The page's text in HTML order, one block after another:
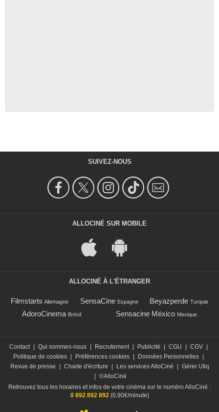
SUIVEZ-NOUS
ALLOCINÉ SUR MOBILE
ALLOCINÉ À L'ÉTRANGER
Filmstarts Allemagne SensaCine Espagne Beyazperde Turquie
AdoroCinema Brésil Sensacine México Mexique
Contact Qui sommes-nous Recrutement Publicité CGU CGV
Politique de cookies
Préférences cookies Données Personnelles
Revue de presse
Charte d'écriture Les services AlloCiné
Gérer Utiq
©AlloCiné
Retrouvez tous les horaires et infos de votre cinéma sur le numéro AlloCiné :
0 892 892 892(0,90€/minute)